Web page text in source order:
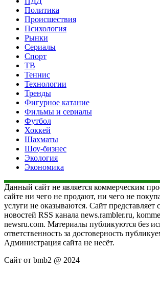
Политика
Происшествия
Психология
Рынки
Сериалы
Спорт
ТВ
Теннис
Технологии
Тренды
Фигурное катание
Фильмы и сериалы
Футбол
Хоккей
Шахматы
Шоу-бизнес
Экология
Экономика
Данный сайт не является коммерческим
сайте ни чего не продают, ни чего не
услуги не оказываются. Сайт представляет
новостей RSS канала news.rambler.ru,
newsru.com. Материалы публикуются без
ответственность за достоверность
Администрация сайта не несёт.
Сайт от bmb2 @ 2024